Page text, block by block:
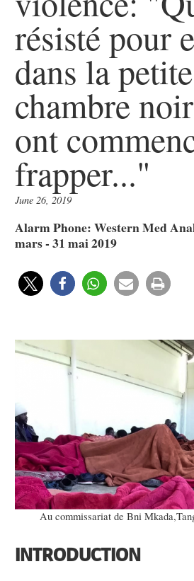
résisté pour
dans la petite
chambre
ont
frapper..."
June 26, 2019
Alarm Phone: Western Med
mars - 31 mai 2019
Au commissariat de Bni
INTRODUCTION